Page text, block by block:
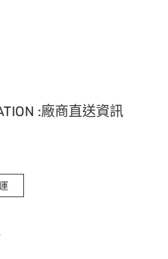
:廠商直送資訊